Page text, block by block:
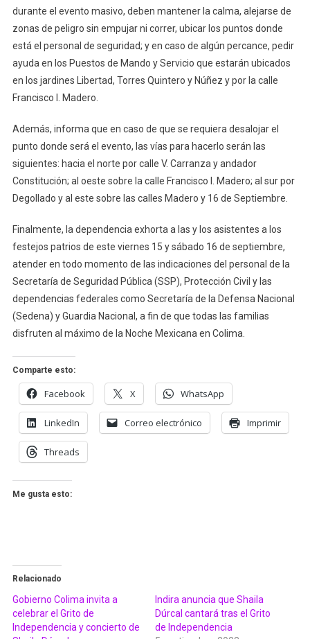
durante el evento masivo, deben mantener la calma, alejarse de
zonas de peligro sin empujar ni correr, ubicar los puntos donde
está el personal de seguridad; y en caso de algún percance, pedir
ayuda en los Puestos de Mando y Servicio que estarán ubicados
en los jardines Libertad, Torres Quintero y Núñez y por la calle
Francisco I. Madero.
Además, informa que en caso de que se requiera desalojar el
punto donde será el evento, las vías para hacerlo serán las
siguientes: hacia el norte por calle V. Carranza y andador
Constitución; al oeste sobre la calle Francisco I. Madero; al sur por
Degollado y al este sobre las calles Madero y 16 de Septiembre.
Finalmente, la dependencia exhorta a las y los asistentes a los
festejos patrios de este viernes 15 y sábado 16 de septiembre,
atender en todo momento de las indicaciones del personal de la
Secretaría de Seguridad Pública (SSP), Protección Civil y las
dependencias federales como Secretaría de la Defensa Nacional
(Sedena) y Guardia Nacional, a fin de que todas las familias
disfruten al máximo de la Noche Mexicana en Colima.
Comparte esto:
Facebook X WhatsApp
LinkedIn Correo electrónico Imprimir
Threads
Me gusta esto:
Relacionado
Gobierno Colima invita a
celebrar el Grito de
Independencia y concierto de
Indira anuncia que Shaila
Dúrcal cantará tras el Grito
de Independencia